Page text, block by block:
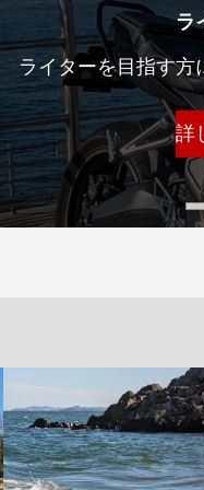
ライターの
が気になったニュ
詳